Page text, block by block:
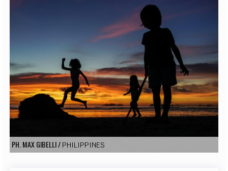
COMITATO SCIENTIFICO
COLLABORA CON NOI
EXTRA
CODICI RUBRICHE LIBRI PROCEEDINGS PUBBLICITÀ CONTATTI
SOCIAL MEDIA
PH. MAX GIBELLI/ PHILIPPINES